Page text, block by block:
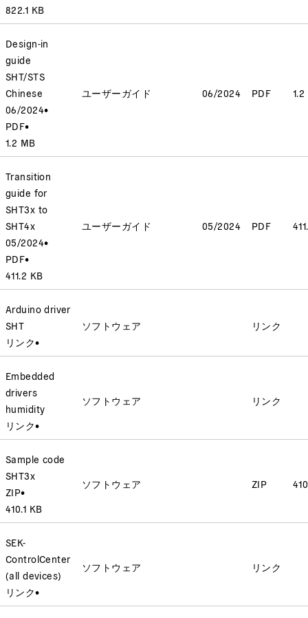
822.1 KB
Design-in
guide
SHT/STS
Chinese
06/2024•
PDF•
1.2 MB
ユーザーガイド 06/2024 PDF
Transition
guide for
SHT3x to
SHT4x
05/2024•
PDF•
411.2 KB
ユーザーガイド 05/2024 PDF
Arduino driver
SHT
リンク•
ソフトウェア リンク
Embedded
drivers
humidity
リンク•
ソフトウェア リンク
Sample code
SHT3x
ZIP•
410.1 KB
ソフトウェア ZIP
SEK-
ControlCenter
(all devices)
リンク•
ソフトウェア リンク